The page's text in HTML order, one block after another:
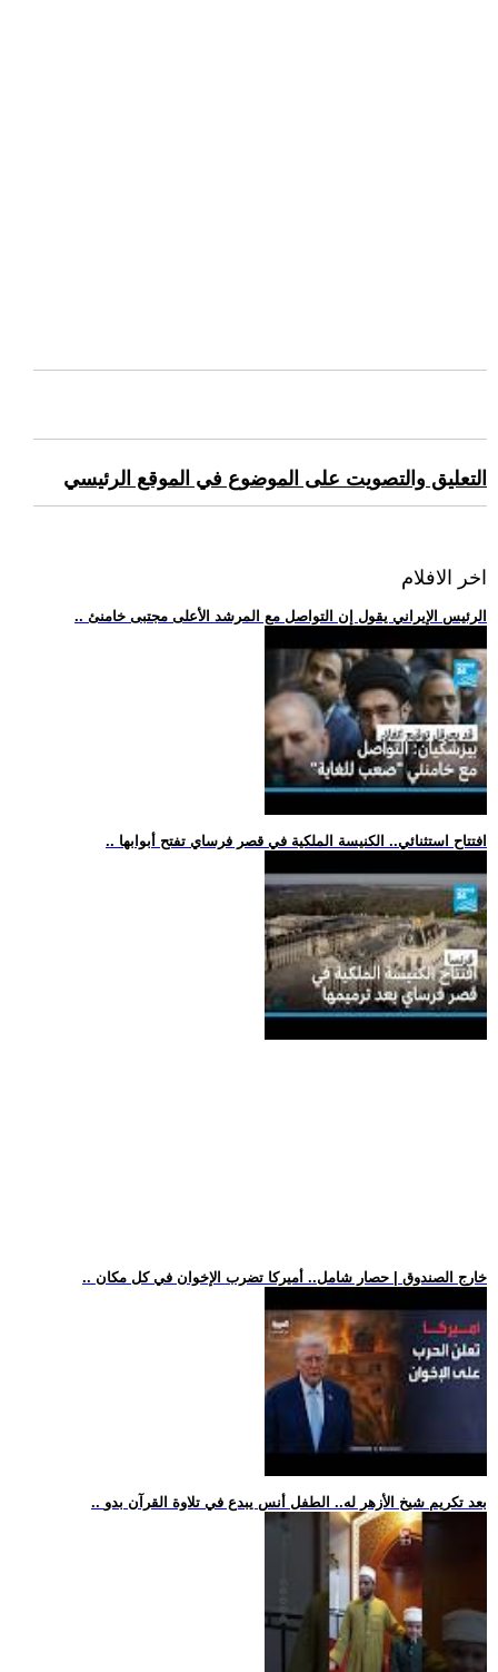
التعليق والتصويت على الموضوع في الموقع الرئيسي
اخر الافلام
.. الرئيس الإيراني يقول إن التواصل مع المرشد الأعلى مجتبى خامنئ
.. افتتاح استثنائي.. الكنيسة الملكية في قصر فرساي تفتح أبوابها
.. خارج الصندوق | حصار شامل.. أميركا تضرب الإخوان في كل مكان
.. بعد تكريم شيخ الأزهر له.. الطفل أنس يبدع في تلاوة القرآن بدو